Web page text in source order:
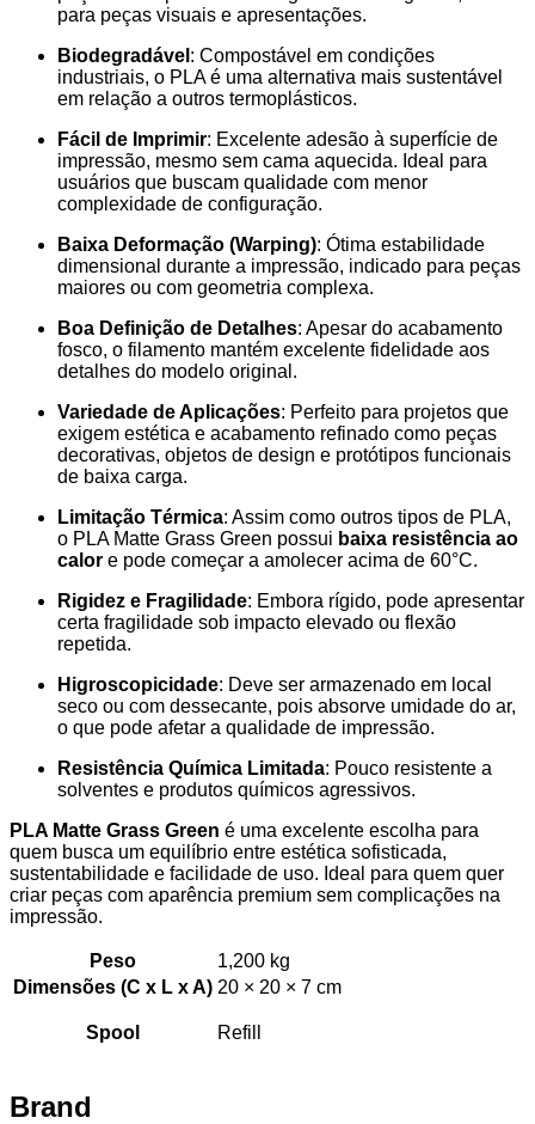
para peças visuais e apresentações.
Biodegradável : Compostável em condições
industriais, o PLA é uma alternativa mais sustentável
em relação a outros termoplásticos.
Fácil de Imprimir: Excelente adesão à superfície de
impressão, mesmo sem cama aquecida. Ideal para
usuários que buscam qualidade com menor
complexidade de configuração.
Baixa Deformação (Warping): Ótima estabilidade
dimensional durante a impressão, indicado para peças
maiores ou com geometria complexa.
Boa Definição de Detalhes: Apesar do acabamento
fosco, o filamento mantém excelente fidelidade aos
detalhes do modelo original.
Variedade de Aplicações: Perfeito para projetos que
exigem estética e acabamento refinado como peças
decorativas, objetos de design e protótipos funcionais
de baixa carga.
Limitação Térmica: Assim como outros tipos de PLA,
o PLA Matte Grass Green possui baixa resistência ao
calor e pode começar a amolecer acima de 60°C.
Rigidez e Fragilidade: Embora rígido, pode apresentar
certa fragilidade sob impacto elevado ou flexão
repetida.
Higroscopicidade: Deve ser armazenado em local
seco ou com dessecante, pois absorve umidade do ar,
o que pode afetar a qualidade de impressão.
Resistência Química Limitada: Pouco resistente a
solventes e produtos químicos agressivos.
PLA Matte Grass Green é uma excelente escolha para
quem busca um equilíbrio entre estética sofisticada,
sustentabilidade e facilidade de uso. Ideal para quem quer
criar peças com aparência premium sem complicações na
impressão.
Peso
1,200 kg
Dimensões (C x L x A) 20 × 20 × 7 cm
Spool Refill
Brand